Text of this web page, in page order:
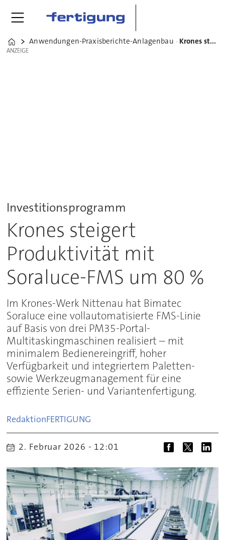
Home
Anwendungen-Praxisberichte-Anlagenbau Krones steigert Produktivität mit Soraluce-FMS um 80 %
ANZEIGE
ANZEIGE
Investitionsprogramm
Krones steigert
Produktivität mit
Soraluce-FMS um 80 %
Im Krones-Werk Nittenau hat Bimatec
Soraluce eine vollautomatisierte FMS-Linie
auf Basis von drei PM35-Portal-
Multitaskingmaschinen realisiert – mit
minimalem Bedienereingriff, hoher
Verfügbarkeit und integriertem Paletten-
sowie Werkzeugmanagement für eine
effiziente Serien- und Variantenfertigung.
RedaktionFERTIGUNG
2. Februar 2026 - 12:01